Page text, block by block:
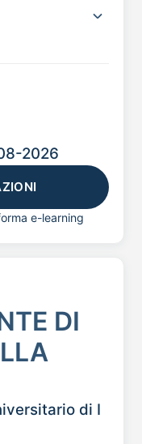
2026
e-learning
DI
di I